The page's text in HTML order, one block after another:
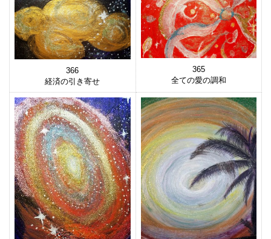
366
経済の引き寄せ
365
全ての愛の調和